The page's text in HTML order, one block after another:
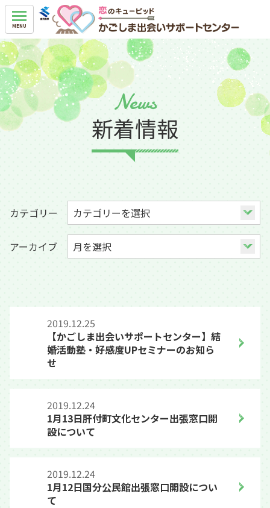
News
新着情報
2019.12.25
【かごしま出会いサポートセンター】結
婚活動塾・好感度UPセミナーのお知ら
せ
2019.12.24
1月13日肝付町文化センター出張窓口開
設について
2019.12.24
1月12日国分公民館出張窓口開設につい
て
カテゴリー
アーカイブ